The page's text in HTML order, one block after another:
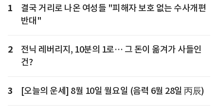
1
결국 거리로 나온 여성들 "피해자 보호 없는 수사개편
반대"
2
전닉 레버리지, 10분의 1로… 그 돈이 옮겨가 사들인
건?
3 [오늘의 운세] 8월 10일 월요일 (음력 6월 28일 丙辰)